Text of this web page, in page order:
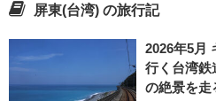
屏東(台湾) の旅行記
2026年5月
行く台湾鉄
の絶景を走